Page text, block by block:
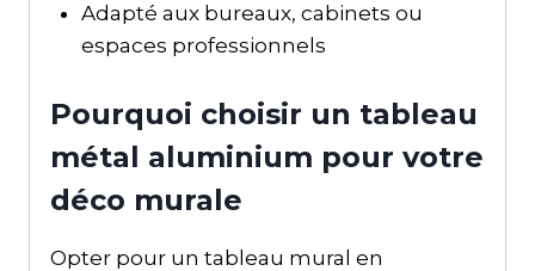
Adapté aux bureaux, cabinets ou
espaces professionnels
Pourquoi choisir un tableau
métal aluminium pour votre
déco murale
Opter pour un tableau mural en